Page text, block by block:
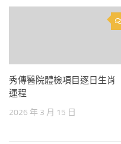
秀傳醫院體檢項目逐日生肖
運程
2026 年 3 月 15 日